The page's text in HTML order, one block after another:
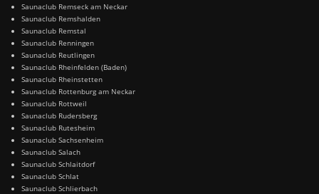
Saunaclub Remseck am Neckar
Saunaclub Remshalden
Saunaclub Remstal
Saunaclub Renningen
Saunaclub Reutlingen
Saunaclub Rheinfelden (Baden)
Saunaclub Rheinstetten
Saunaclub Rottenburg am Neckar
Saunaclub Rottweil
Saunaclub Rudersberg
Saunaclub Rutesheim
Saunaclub Sachsenheim
Saunaclub Salach
Saunaclub Schlaitdorf
Saunaclub Schlat
Saunaclub Schlierbach